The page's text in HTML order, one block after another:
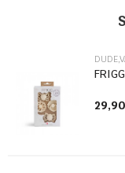
Poruka
29,90